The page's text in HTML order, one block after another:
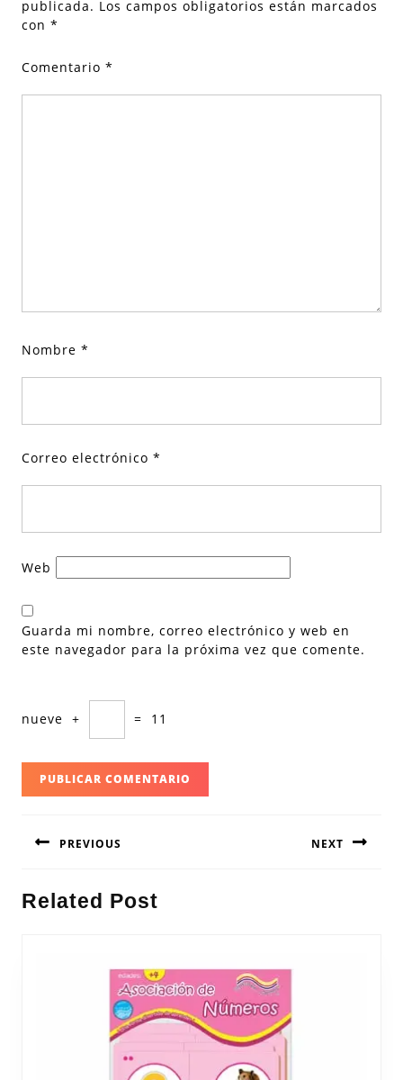
publicada. Los campos obligatorios están marcados
con *
Comentario *
Nombre *
Correo electrónico *
Web
Guarda mi nombre, correo electrónico y web en
este navegador para la próxima vez que comente.
nueve + = 11
de
PREVIOUS
anterior:
NEXT
Related Post